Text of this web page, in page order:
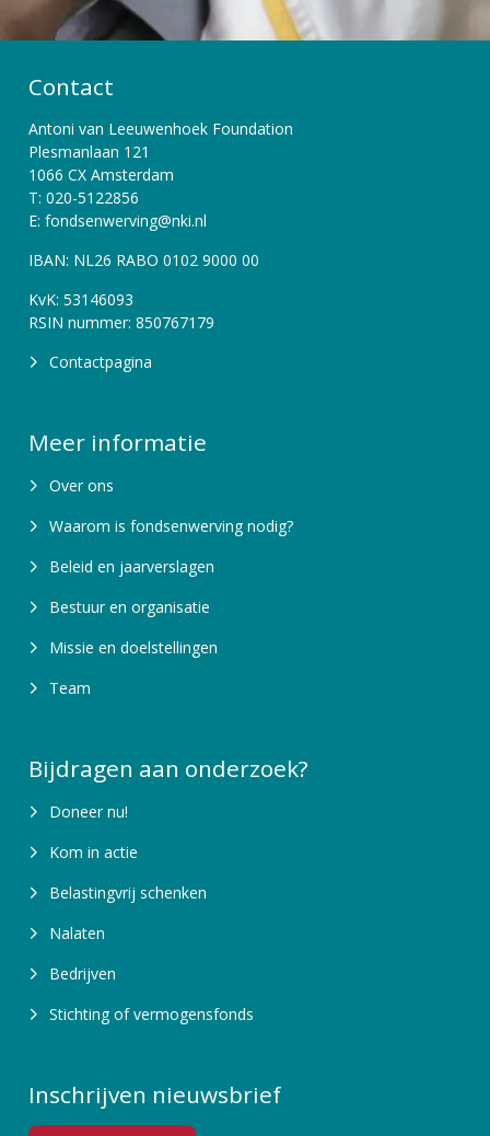
Contact
Antoni van Leeuwenhoek Foundation
Plesmanlaan 121
1066 CX Amsterdam
T: 020-5122856
E: fondsenwerving@nki.nl
IBAN: NL26 RABO 0102 9000 00
KvK: 53146093
RSIN nummer: 850767179
Contactpagina
Meer informatie
Over ons
Waarom is fondsenwerving nodig?
Beleid en jaarverslagen
Bestuur en organisatie
Missie en doelstellingen
Team
Bijdragen aan onderzoek?
Doneer nu!
Kom in actie
Belastingvrij schenken
Nalaten
Bedrijven
Stichting of vermogensfonds
Inschrijven nieuwsbrief